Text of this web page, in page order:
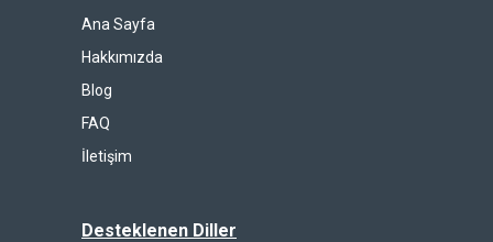
Ana Sayfa
Hakkımızda
Blog
FAQ
İletişim
Desteklenen Diller